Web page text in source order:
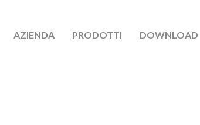
AZIENDA PRODOTTI DOWNLOAD